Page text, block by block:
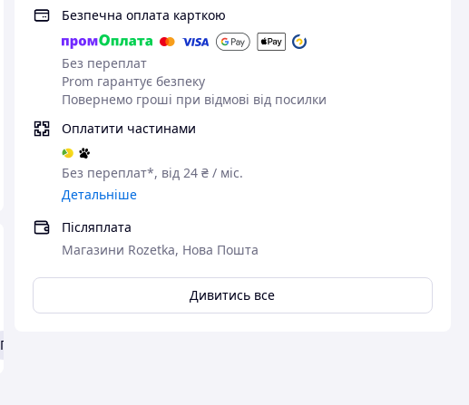
Безпечна оплата карткою
Без переплат
Prom гарантує безпеку
Повернемо гроші при відмові від посилки
Оплатити частинами
Без переплат*, від 24 ₴ / міс.
Детальніше
Післяплата
Магазини Rozetka, Нова Пошта
Дивитись все
Про продавця